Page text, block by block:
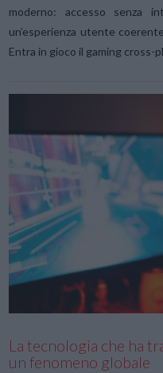
moderno: accesso senza
un’esperienza utente
Entra in gioco il gaming cross-
La tecnologia che ha
un fenomeno globale